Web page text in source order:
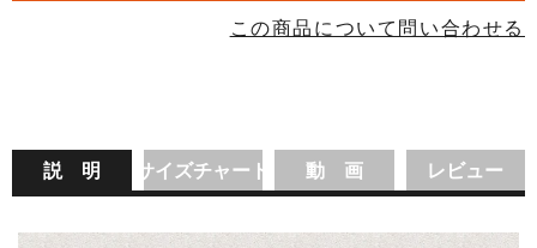
この商品について問い合わせる
説 明 サイズチャート 動 画 レビュー